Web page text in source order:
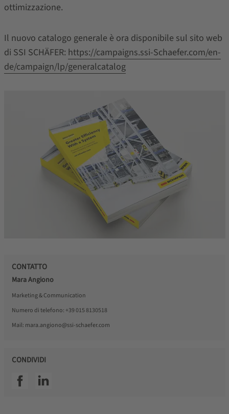
ottimizzazione.
Il nuovo catalogo generale è ora disponibile sul sito web
di SSI SCHÄFER: https://campaigns.ssi-Schaefer.com/en-
de/campaign/lp/generalcatalog
CONTATTO
Mara Angiono
Marketing & Communication
Numero di telefono: +39 015 8130518
Mail: mara.angiono@ssi-schaefer.com
CONDIVIDI
SSI facebookSSI linkedin